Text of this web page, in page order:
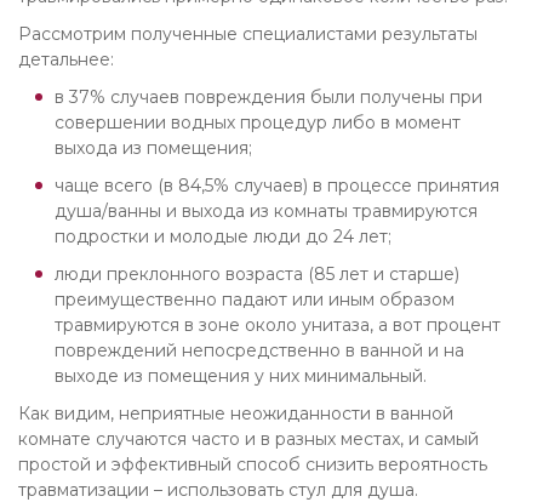
Рассмотрим полученные специалистами результаты
детальнее:
в 37% случаев повреждения были получены при
совершении водных процедур либо в момент
выхода из помещения;
чаще всего (в 84,5% случаев) в процессе принятия
душа/ванны и выхода из комнаты травмируются
подростки и молодые люди до 24 лет;
люди преклонного возраста (85 лет и старше)
преимущественно падают или иным образом
травмируются в зоне около унитаза, а вот процент
повреждений непосредственно в ванной и на
выходе из помещения у них минимальный.
Как видим, неприятные неожиданности в ванной
комнате случаются часто и в разных местах, и самый
простой и эффективный способ снизить вероятность
травматизации – использовать стул для душа.